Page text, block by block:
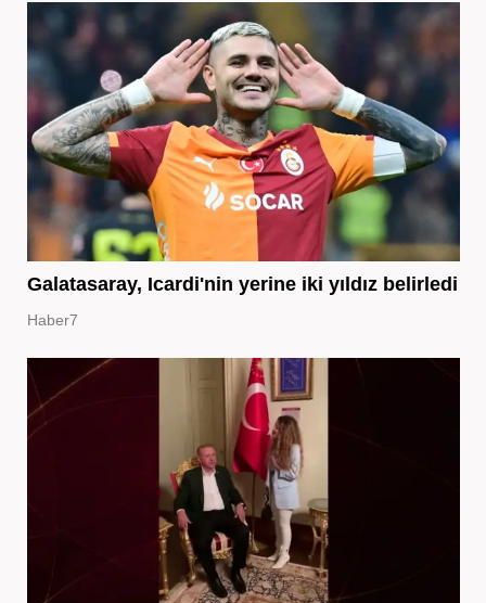
Galatasaray, Icardi'nin yerine iki yıldız belirledi
Haber7